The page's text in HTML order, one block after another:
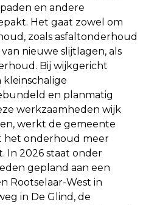
en andere
Het gaat zowel om
zoals asfaltonderhoud
nieuwe slijtlagen, als
Bij wijkgericht
en planmatig
werkzaamheden wijk
werkt de gemeente
het onderhoud meer
In 2026 staat onder
gepland aan een
Rootselaar-West in
in De Glind, de